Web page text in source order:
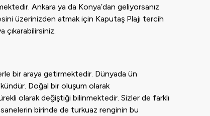
Ankara ya da Konya’dan geliyorsanız
üzerinizden atmak için Kaputaş Plajı tercih
çıkarabilirsiniz.
bir araya getirmektedir. Dünyada ün
Doğal bir oluşum olarak
olarak değiştiği bilinmektedir. Sizler de farklı
birinde de turkuaz renginin bu